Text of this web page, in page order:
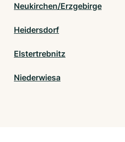
Neukirchen/Erzgebirge
Heidersdorf
Elstertrebnitz
Niederwiesa